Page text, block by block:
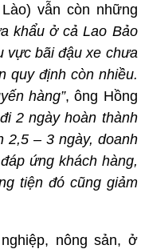
vẫn còn những
khẩu ở cả Lao Bảo
vực bãi đậu xe chưa
quy định còn nhiều.
hàng”, ông Hồng
2 ngày hoàn thành
2,5 – 3 ngày, doanh
ứng khách hàng,
tiện đó cũng giảm
nông sản, ở